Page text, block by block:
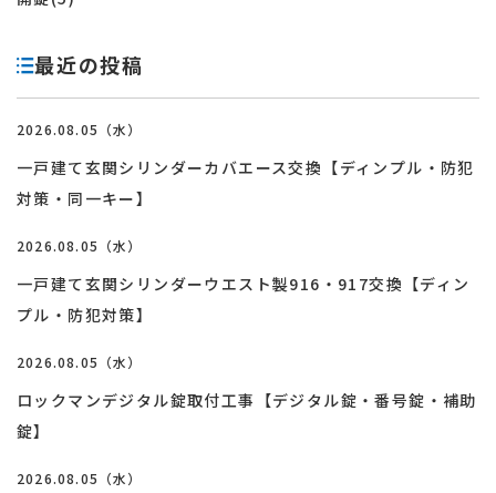
最近の投稿
2026.08.05（水）
一戸建て玄関シリンダーカバエース交換【ディンプル・防犯
対策・同一キー】
2026.08.05（水）
一戸建て玄関シリンダーウエスト製916・917交換【ディン
プル・防犯対策】
2026.08.05（水）
ロックマンデジタル錠取付工事【デジタル錠・番号錠・補助
錠】
2026.08.05（水）